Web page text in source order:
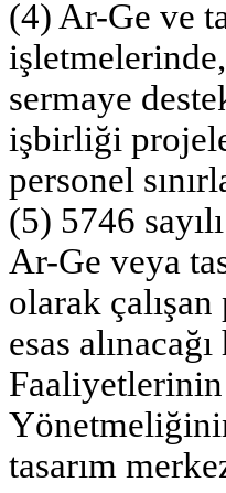
(4) Ar-Ge ve
sermaye
işbirliği
personel
(5) 5746
Ar-Ge veya
olarak
esas
tasarım